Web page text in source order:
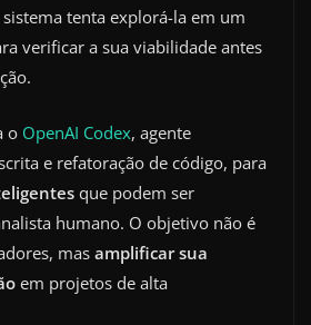
tenta explorá-la em um
verificar a sua viabilidade antes
o OpenAI Codex, agente
e refatoração de código, para
que podem ser
humano. O objetivo não é
masamplificar sua
em projetos de alta